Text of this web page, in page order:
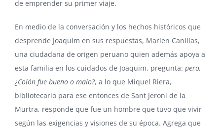
de emprender su primer viaje.
En medio de la conversación y los hechos históricos que
desprende Joaquim en sus respuestas, Marlen Canillas,
una ciudadana de origen peruano quien además apoya a
esta familia en los cuidados de Joaquim, pregunta: pero,
¿Colón fue bueno o malo?, a lo que Miquel Riera,
bibliotecario para ese entonces de Sant Jeroni de la
Murtra, responde que fue un hombre que tuvo que vivir
según las exigencias y visiones de su época. Agrega que